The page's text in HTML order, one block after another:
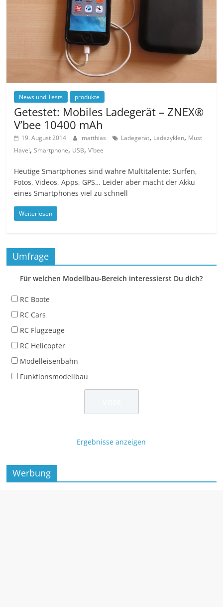
News und Tests produkte
Getestet: Mobiles Ladegerät – ZNEX®
V’bee 10400 mAh
19. August 2014 matthias Ladegerät, Ladezyklen, Must
Have!,Smartphone, USB,V'bee
Heutige Smartphones sind wahre Multitalente: Surfen,
Fotos, Videos, Apps, GPS… Leider aber macht der Akku
eines Smartphones viel zu schnell
Weiterlesen
Umfrage
Für welchen Modellbau-Bereich interessierst Du dich?
RC Boote
RC Cars
RC Flugzeuge
RC Helicopter
Modelleisenbahn
Funktionsmodellbau
Ergebnisse anzeigen
Werbung